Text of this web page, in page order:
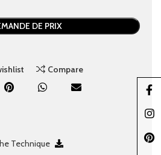
DE PRIX
Compare
Technique